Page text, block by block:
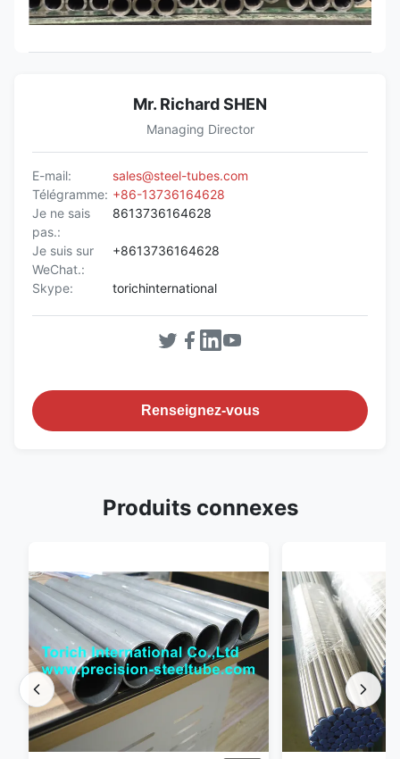
Mr. Richard SHEN
Managing Director
E-mail:
sales@steel-tubes.com
Télégramme: +86-13736164628
Je ne sais
pas.:
8613736164628
Je suis sur
WeChat.:
+8613736164628
Skype: torichinternational
Renseignez-vous
Produits connexes